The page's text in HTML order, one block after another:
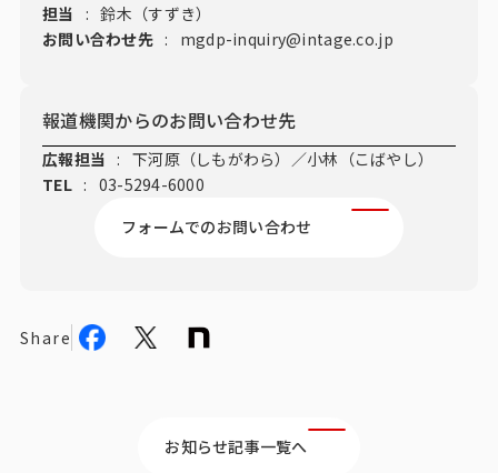
担当
: 鈴木（すずき）
お問い合わせ先 : mgdp-inquiry@intage.co.jp
報道機関からのお問い合わせ先
広報担当 : 下河原（しもがわら）／小林（こばやし）
TEL : 03-5294-6000
フォームでのお問い合わせ
Share
お知らせ記事一覧へ